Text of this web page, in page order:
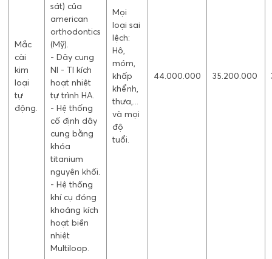
Mắc
cài
kim
loại
tự
động.
sát) của
american
orthodontics
(Mỹ).
- Dây cung
NI - TI kích
hoạt nhiệt
tự trình HA.
- Hệ thống
cố định dây
cung bằng
khóa
titanium
nguyên khối.
- Hệ thống
khí cụ đóng
khoảng kích
hoạt biền
nhiệt
Multiloop.
Mọi
loại sai
lệch:
Hô,
móm,
khấp
khểnh,
thưa,...
và mọi
độ
tuổi.
44.000.000 35.200.000